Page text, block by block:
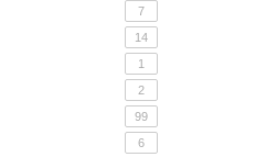
7
14
1
2
99
6